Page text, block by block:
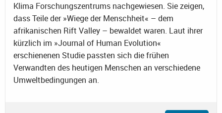
Klima Forschungszentrums nachgewiesen. Sie zeigen,
dass Teile der »Wiege der Menschheit« – dem
afrikanischen Rift Valley – bewaldet waren. Laut ihrer
kürzlich im »Journal of Human Evolution«
erschienenen Studie passten sich die frühen
Verwandten des heutigen Menschen an verschiedene
Umweltbedingungen an.